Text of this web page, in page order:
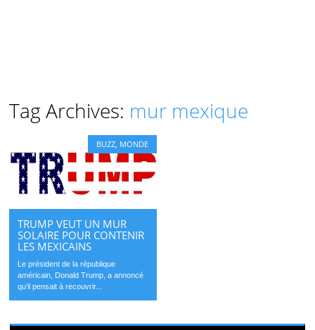
Tag Archives: mur mexique
BUZZ MONDE
TRUMP VEUT UN MUR
SOLAIRE POUR CONTENIR
LES MEXICAINS
Le président de la république
américain, Donald Trump, a annoncé
qu’il pensait à recouvrir...